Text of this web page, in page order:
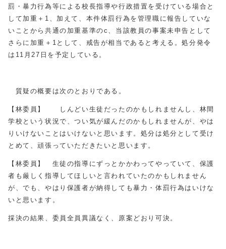
罰・暴力行為等による校長指導や行政措置を受けている場合と
して加重＋1、加えて、本件体罰行為を管理職に報告していな
いことから共通の加重基準のc、当該教員の事案未申告として
さらに加重＋1として、戒告が相当であると考える。処分発令
は11月27日を予定している。
質疑の概要は次のとおりである。
【林委員】 しんどい生徒だったのかもしれませんし、林間
学校という状況で、つい気が緩んだのかもしれませんが、やは
りいけないことはいけないと思います。処分は処分として受け
とめて、頑張っていただきたいと思います。
【林委員】 生徒の指導にずっとかかわってやっていて、保護
者も厳しく指導してほしいと言われていたのかもしれません
が、でも、やはり保護者が納得しても暴力・体罰行為はいけな
いと思います。
採決の結果、委員全員異議なく、原案どおり可決。